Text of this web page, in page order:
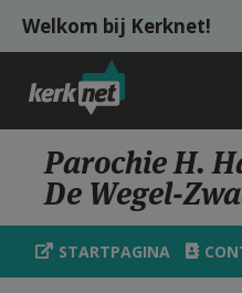
Overslaan en naar de inhoud
Welkom bij Kerknet!
KERK
VIERINGEN
Parochie H.
De Wegel-
STARTPAGINA